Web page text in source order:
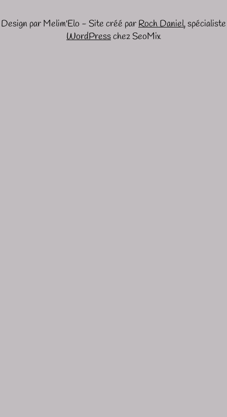
Design par Melim'Elo - Site créé parRoch Daniel, spécialiste
WordPresschez SeoMix